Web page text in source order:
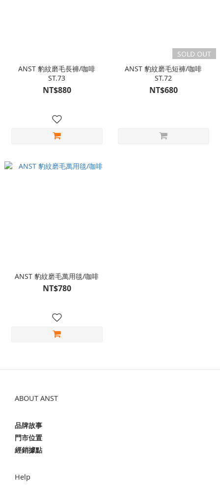
ANST 豹紋磨毛長褲/咖啡
ST.73
NT$880
SOLD OUT
ANST 豹紋磨毛短褲/咖啡
ST.72
NT$680
ANST 豹紋磨毛萬用毯/咖啡
NT$780
ABOUT ANST
品牌故事
門市位置
經銷據點
Help